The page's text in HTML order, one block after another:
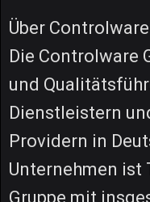
Über
Die Controlware
und
Dienstleistern
Providern in
Unternehmen ist
Gruppe mit